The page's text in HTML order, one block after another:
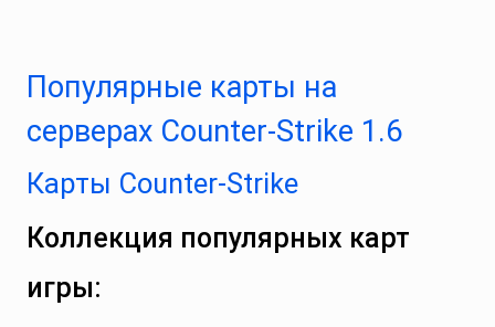
Популярные карты на
серверах Counter-Strike 1.6
Карты Counter‑Strike
Коллекция популярных карт
игры: